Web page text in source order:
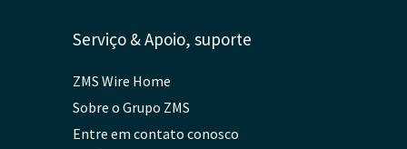
Serviço & Apoio, suporte
ZMS Wire Home
Sobre o Grupo ZMS
Entre em contato conosco